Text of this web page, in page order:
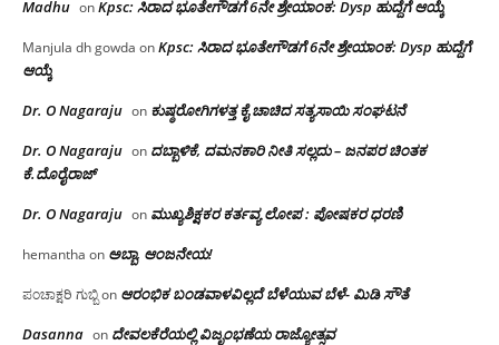
Madhu onKpsc: ಸಿರಾದ ಭೂತೇಗೌಡಗೆ 6ನೇ ಶ್ರೇಯಾಂಕ: Dysp ಹುದ್ದೆಗೆ ಆಯ್ಕೆ
Manjula dh gowda onKpsc: ಸಿರಾದ ಭೂತೇಗೌಡಗೆ 6ನೇ ಶ್ರೇಯಾಂಕ: Dysp ಹುದ್ದೆಗೆ
ಆಯ್ಕೆ
Dr. O Nagaraju on ಕುಷ್ಠರೋಗಿಗಳತ್ತ ಕೈ ಚಾಚಿದ ಸತ್ಯಸಾಯಿ ಸಂಘಟನೆ
Dr. O Nagaraju on ದಬ್ಬಾಳಿಕೆ, ದಮನಕಾರಿ ನೀತಿ ಸಲ್ಲದು – ಜನಪರ ಚಿಂತಕ
ಕೆ.ದೊರೈರಾಜ್
Dr. O Nagaraju on ಮುಖ್ಯಶಿಕ್ಷಕರ ಕರ್ತವ್ಯ ಲೋಪ : ಪೋಷಕರ ಧರಣಿ
hemantha on ಅಬ್ಬಾ, ಆಂಜನೇಯ!
ಪಂಚಾಕ್ಷರಿ ಗುಬ್ಬಿon ಆರಂಭಿಕ ಬಂಡವಾಳವಿಲ್ಲದೆ ಬೆಳೆಯುವ ಬೆಳೆ- ಮಿಡಿ ಸೌತೆ
Dasanna on ದೇವಲಕೆರೆಯಲ್ಲಿ ವಿಜೃಂಭಣೆಯ ರಾಜ್ಯೋತ್ಸವ